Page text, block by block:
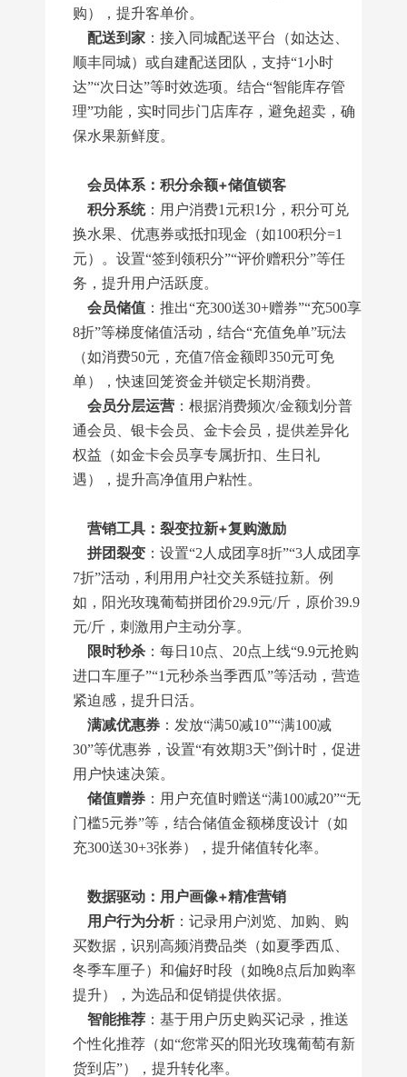
购），提升客单价。
配送到家 ：接入同城配送平台（如达达、
顺丰同城）或自建配送团队，支持“1小时
达”“次日达”等时效选项。结合“智能库存管
理”功能，实时同步门店库存，避免超卖，确
保水果新鲜度。
会员体系：积分余额+储值锁客
积分系统：用户消费1元积1分，积分可兑
换水果、优惠券或抵扣现金（如100积分=1
元）。设置“签到领积分”“评价赠积分”等任
务，提升用户活跃度。
会员储值 ：推出“充300送30+赠券”“充500享
8折”等梯度储值活动，结合“充值免单”玩法
（如消费50元，充值7倍金额即350元可免
单），快速回笼资金并锁定长期消费。
会员分层运营 ：根据消费频次/金额划分普
通会员、银卡会员、金卡会员，提供差异化
权益（如金卡会员享专属折扣、生日礼
遇），提升高净值用户粘性。
营销工具：裂变拉新+复购激励
拼团裂变 ：设置“2人成团享8折”“3人成团享
7折”活动，利用用户社交关系链拉新。例
如，阳光玫瑰葡萄拼团价29.9元/斤，原价39.9
元/斤，刺激用户主动分享。
限时秒杀 ：每日10点、20点上线“9.9元抢购
进口车厘子”“1元秒杀当季西瓜”等活动，营造
紧迫感，提升日活。
满减优惠券 ：发放“满50减10”“满100减
30”等优惠券，设置“有效期3天”倒计时，促进
用户快速决策。
储值赠券 ：用户充值时赠送“满100减20”“无
门槛5元券”等，结合储值金额梯度设计（如
充300送30+3张券），提升储值转化率。
数据驱动：用户画像+精准营销
用户行为分析：记录用户浏览、加购、购
买数据，识别高频消费品类（如夏季西瓜、
冬季车厘子）和偏好时段（如晚8点后加购率
提升），为选品和促销提供依据。
智能推荐 ：基于用户历史购买记录，推送
个性化推荐（如“您常买的阳光玫瑰葡萄有新
货到店”），提升转化率。